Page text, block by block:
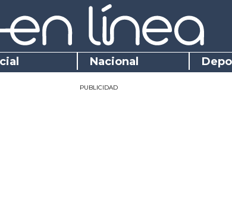
Nacional
PUBLICIDAD